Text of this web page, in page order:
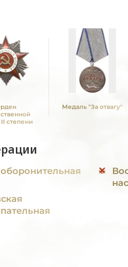
степени
Медаль "За отвагу"